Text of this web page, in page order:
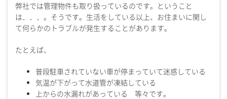
弊社では管理物件も取り扱っているのです。ということ
は．．．。そうです。生活をしている以上、お住まいに関し
て何らかのトラブルが発生することがあります。
たとえば、
普段駐車されていない車が停まっていて迷惑している
気温が下がって水道管が凍結している
上からの水漏れがあっている 等々です。